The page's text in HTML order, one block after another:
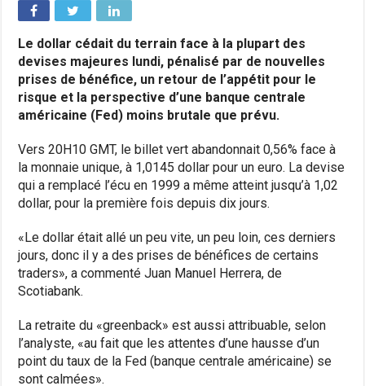
Le dollar cédait du terrain face à la plupart des
devises majeures lundi, pénalisé par de nouvelles
prises de bénéfice, un retour de l’appétit pour le
risque et la perspective d’une banque centrale
américaine (Fed) moins brutale que prévu.
Vers 20H10 GMT, le billet vert abandonnait 0,56% face à
la monnaie unique, à 1,0145 dollar pour un euro. La devise
qui a remplacé l’écu en 1999 a même atteint jusqu’à 1,02
dollar, pour la première fois depuis dix jours.
«Le dollar était allé un peu vite, un peu loin, ces derniers
jours, donc il y a des prises de bénéfices de certains
traders», a commenté Juan Manuel Herrera, de
Scotiabank.
La retraite du «greenback» est aussi attribuable, selon
l’analyste, «au fait que les attentes d’une hausse d’un
point du taux de la Fed (banque centrale américaine) se
sont calmées».